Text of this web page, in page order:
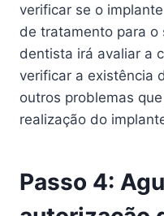
verificar se o
de tratamento para o
dentista irá avaliar a
verificar a existência
outros problemas
realização do
Passo 4: